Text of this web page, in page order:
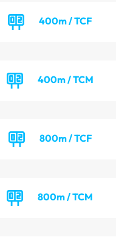
400m / TCF
400m / TCM
800m / TCF
800m / TCM